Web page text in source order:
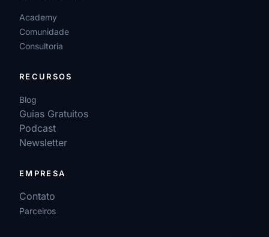
Academy
Comunidade
Consultoria
RECURSOS
Blog
Guias Gratuitos
Podcast
Newsletter
EMPRESA
Contato
Parceiros